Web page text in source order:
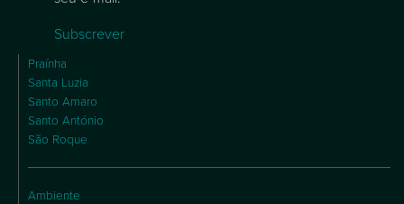
Subscrever
Praínha
Santa Luzia
Santo Amaro
Santo António
São Roque
Ambiente